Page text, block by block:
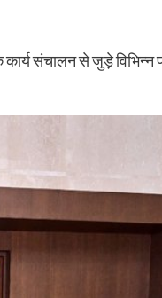
संचालन से जुड़े